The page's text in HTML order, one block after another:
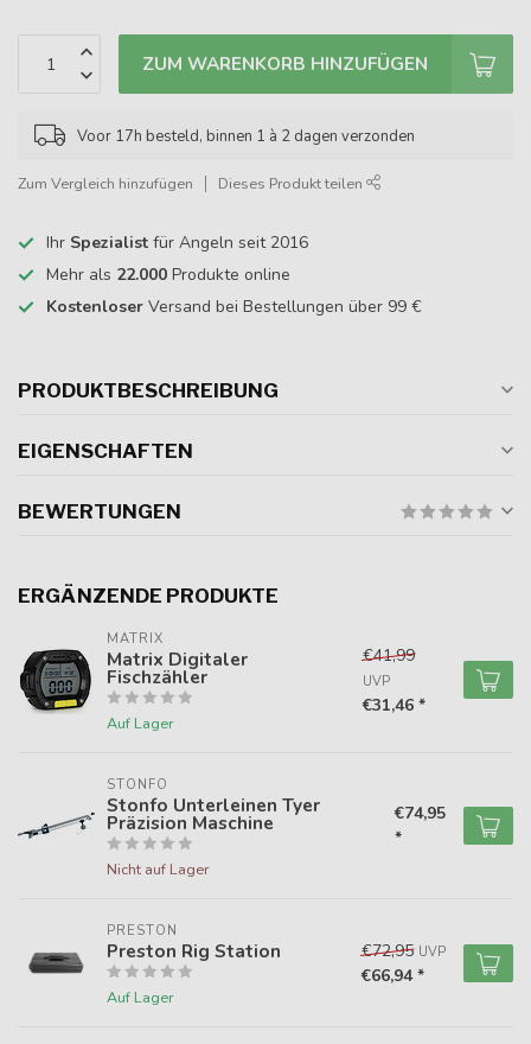
ZUM WARENKORB HINZUFÜGEN
Voor 17h besteld, binnen 1 à 2 dagen verzonden
Zum Vergleich hinzufügen Dieses Produkt teilen
Ihr Spezialist für Angeln seit 2016
Mehr als 22.000 Produkte online
Kostenloser Versand bei Bestellungen über 99 €
PRODUKTBESCHREIBUNG
EIGENSCHAFTEN
BEWERTUNGEN
ERGÄNZENDE PRODUKTE
MATRIX
Matrix Digitaler
Fischzähler
Auf Lager
€41,99
UVP
€31,46 *
STONFO
Stonfo Unterleinen Tyer
Präzision Maschine
Nicht auf Lager
€74,95
*
PRESTON
Preston Rig Station
Auf Lager
€72,95 UVP
€66,94 *